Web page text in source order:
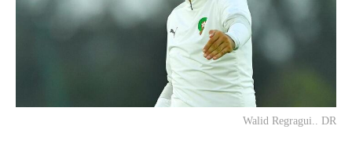
Walid Regragui.. DR